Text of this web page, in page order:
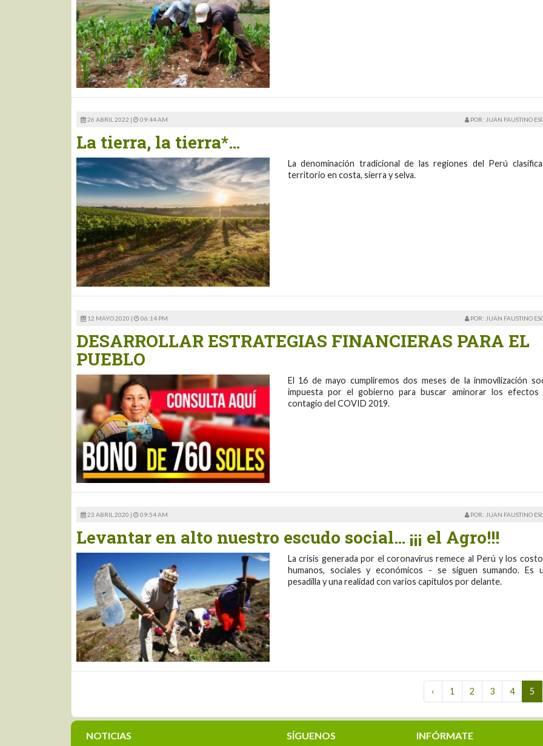
26 ABRIL 2022 | 09:44 AM POR: JUAN FAUSTINO
La tierra, la tierra*…
La denominación tradicional de las regiones del Perú
territorio en costa, sierra y selva.
12 MAYO 2020 | 06:14 PM POR: JUAN FAUSTINO
DESARROLLAR ESTRATEGIAS FINANCIERAS PARA EL
PUEBLO
El 16 de mayo cumpliremos dos meses de la inmovilización
impuesta por el gobierno para buscar aminorar los efectos
contagio del COVID 2019.
23 ABRIL 2020 | 09:54 AM POR: JUAN FAUSTINO
Levantar en alto nuestro escudo social… ¡¡¡ el Agro!!!
La crisis generada por el coronavirus remece al Perú y los
humanos, sociales y económicos - se siguen sumando. Es
pesadilla y una realidad con varios capítulos por delante.
‹ 1 2 3 4 5
NOTICIAS SÍGUENOS INFÓRMATE